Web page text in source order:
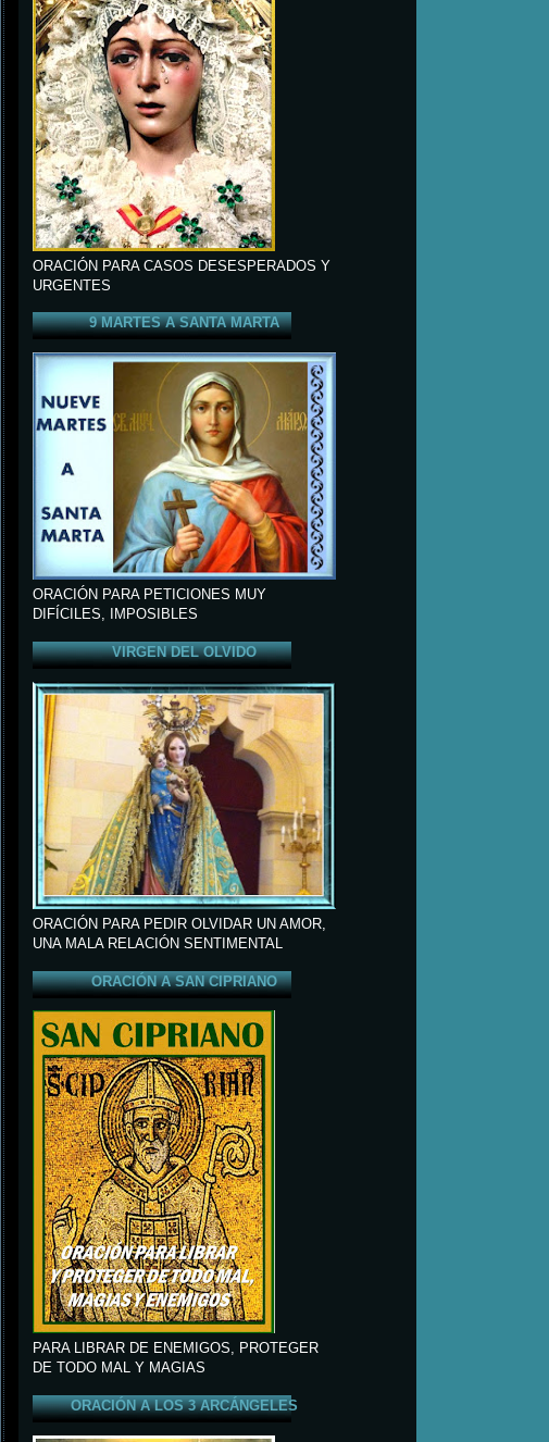
ORACIÓN PARA CASOS DESESPERADOS Y
URGENTES
9 MARTES A SANTA MARTA
ORACIÓN PARA PETICIONES MUY
DIFÍCILES, IMPOSIBLES
VIRGEN DEL OLVIDO
ORACIÓN PARA PEDIR OLVIDAR UN AMOR,
UNA MALA RELACIÓN SENTIMENTAL
ORACIÓN A SAN CIPRIANO
PARA LIBRAR DE ENEMIGOS, PROTEGER
DE TODO MAL Y MAGIAS
ORACIÓN A LOS 3 ARCÁNGELES